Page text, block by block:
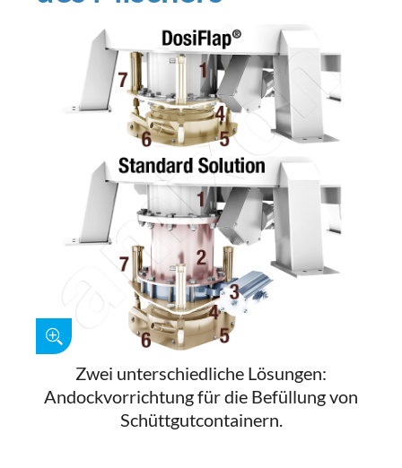
Zwei unterschiedliche Lösungen:
Andockvorrichtung für die Befüllung von
Schüttgutcontainern.